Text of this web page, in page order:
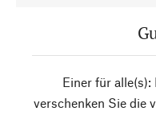
Einer für
verschenken Sie die